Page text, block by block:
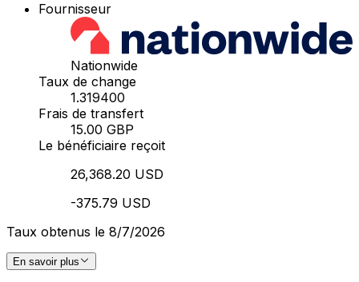
Fournisseur
Nationwide
Taux de change
1.319400
Frais de transfert
15.00 GBP
Le bénéficiaire reçoit
26,368.20 USD
-375.79 USD
Taux obtenus le 8/7/2026
En savoir plus